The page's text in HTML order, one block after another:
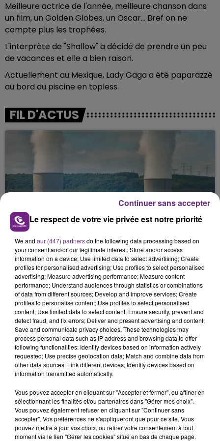
Meilleure actrice de l'année, meilleure chanson dans
un film, un Golden Globes, un Oscar... Bref on ne
compte plus les trophées.
L'interprète de "Shallow" a décidé de prendre un peu
de vacances et elle a bien raison.
Actuellement au Mexique, Lady Gaga a été paparazzé
au bord du piscine en topless.
FIL D'ACTUS
LA CENTRALE NUCLÉAIRE DE CHOOZ
TOUJOURS À L'ARRÊT
Cela fait déjà une semaine que la centrale
nucléaire ardennaise est à l'arrêt. Une situation
justifiée par la sécheresse intense qui est toujours
présente.
LE MAGASIN JOUÉCLUB DE REIMS FERME
SES PORTES
C'était l'une des institutions du centre-ville
rémois. Le magasin JouéClub est contraint de
fermer ses portes.
TITRES DIFFUSÉS
15h10
15h10 15h07
15h07
Le respect de votre vie privée est notre priorité
We and our (447) partnersdo the following data processing based on
your consent and/or our legitimate interest: Store and/or access
information on a device; Use limited data to select advertising; Create
profiles for personalised advertising; Use profiles to select personalised
advertising; Measure advertising performance; Measure content
performance; Understand audiences through statistics or combinations
of data from different sources; Develop and improve services; Create
profiles to personalise content; Use profiles to select personalised
content; Use limited data to select content; Ensure security, prevent and
detect fraud, and fix errors; Deliver and present advertising and content;
Save and communicate privacy choices. These technologies may
process personal data such as IP address and browsing data to offer
following functionalities: Identify devices based on information actively
requested; Use precise geolocation data; Match and combine data from
other data sources; Link different devices; Identify devices based on
information transmitted automatically.
Vous pouvez accepter en cliquant sur "Accepter et fermer", ou affiner en
sélectionnant les finalités et/ou partenaires dans "Gérer mes choix".
Vous pouvez également refuser en cliquant sur "Continuer sans
accepter". Vos préférences ne s'appliqueront que pour ce site. Vous
pouvez mettre à jour vos choix, ou retirer votre consentement à tout
moment via le lien "Gérer les cookies" situé en bas de chaque page.
Continuer sans accepter